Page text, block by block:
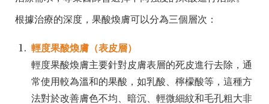
根據治療的深度，果酸煥膚可以分為三個層次：
輕度果酸煥膚（表皮層）
輕度果酸煥膚主要針對皮膚表層的死皮進行去除，通
常使用較為溫和的果酸，如乳酸、檸檬酸等，這種方
法對於改善膚色不均、暗沉、輕微細紋和毛孔粗大非